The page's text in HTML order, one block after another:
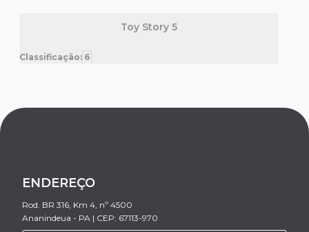
Toy Story 5
Classificação: 6
ENDEREÇO
Rod. BR 316, Km 4, nº 4500
Ananindeua - PA | CEP: 67113-970